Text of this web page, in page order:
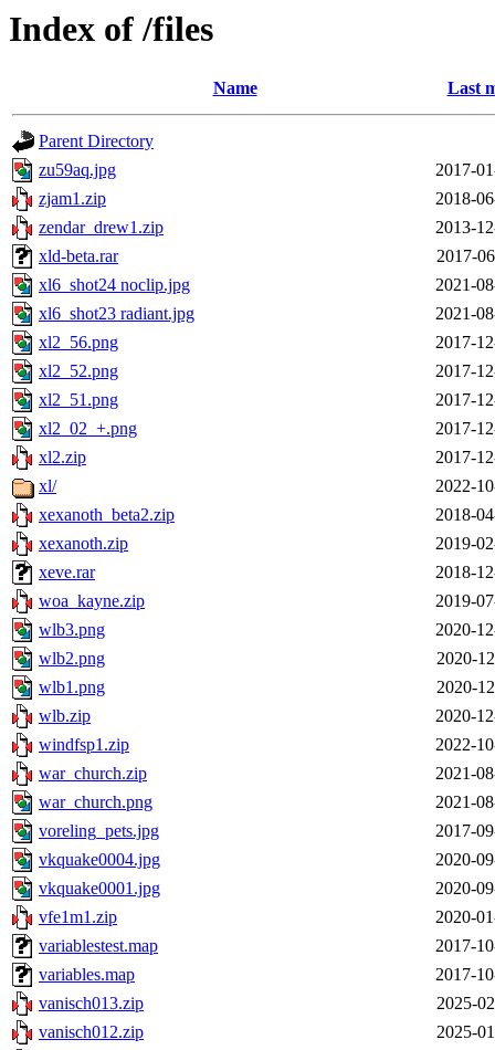
Index of /files
Name Last
Parent Directory
zu59aq.jpg
2017-
zjam1.zip
2018-
zendar_drew1.zip
2013-
xld-beta.rar
2017-
xl6_shot24 noclip.jpg
2021-
xl6_shot23 radiant.jpg
2021-
xl2_56.png
2017-
xl2_52.png
2017-
xl2_51.png
2017-
xl2_02_+.png
2017-
xl2.zip
2017-
xl/
2022-
xexanoth_beta2.zip
2018-
xexanoth.zip
2019-
xeve.rar
2018-
woa_kayne.zip
2019-
wlb3.png
2020-
wlb2.png
2020-
wlb1.png
2020-
wlb.zip
2020-
windfsp1.zip
2022-
war_church.zip
2021-
war_church.png
2021-
voreling_pets.jpg
2017-
vkquake0004.jpg
2020-
vkquake0001.jpg
2020-
vfe1m1.zip
2020-
variablestest.map
2017-
variables.map
2017-
vanisch013.zip
2025-
vanisch012.zip
2025-